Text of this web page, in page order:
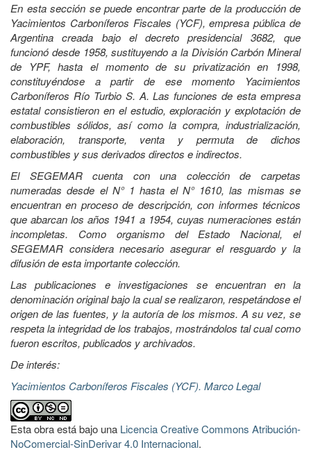
En esta sección se puede encontrar parte de la producción de
Yacimientos Carboníferos Fiscales (YCF), empresa pública de
Argentina creada bajo el decreto presidencial 3682, que
funcionó desde 1958, sustituyendo a la División Carbón Mineral
de YPF, hasta el momento de su privatización en 1998,
constituyéndose a partir de ese momento Yacimientos
Carboníferos Río Turbio S. A. Las funciones de esta empresa
estatal consistieron en el estudio, exploración y explotación de
combustibles sólidos, así como la compra, industrialización,
elaboración, transporte, venta y permuta de dichos
combustibles y sus derivados directos e indirectos.
El SEGEMAR cuenta con una colección de carpetas
numeradas desde el N° 1 hasta el N° 1610, las mismas se
encuentran en proceso de descripción, con informes técnicos
que abarcan los años 1941 a 1954, cuyas numeraciones están
incompletas. Como organismo del Estado Nacional, el
SEGEMAR considera necesario asegurar el resguardo y la
difusión de esta importante colección.
Las publicaciones e investigaciones se encuentran en la
denominación original bajo la cual se realizaron, respetándose el
origen de las fuentes, y la autoría de los mismos. A su vez, se
respeta la integridad de los trabajos, mostrándolos tal cual como
fueron escritos, publicados y archivados.
De interés:
Yacimientos Carboníferos Fiscales (YCF). Marco Legal
Esta obra está bajo una Licencia Creative Commons Atribución-
NoComercial-SinDerivar 4.0 Internacional.